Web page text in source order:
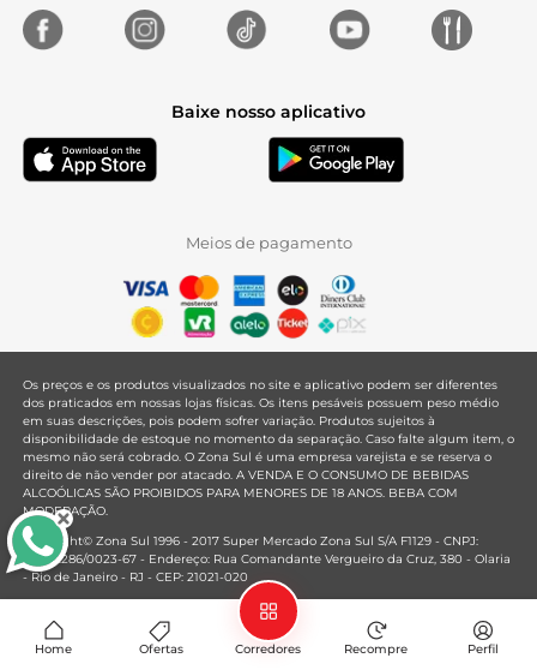
Home Ofertas Corredores Recompre Perfil
Baixe nosso aplicativo
Meios de pagamento
Os preços e os produtos visualizados no site e aplicativo podem ser diferentes
dos praticados em nossas lojas físicas. Os itens pesáveis possuem peso médio
em suas descrições, pois podem sofrer variação. Produtos sujeitos à
disponibilidade de estoque no momento da separação. Caso falte algum item, o
mesmo não será cobrado. O Zona Sul é uma empresa varejista e se reserva o
direito de não vender por atacado. A VENDA E O CONSUMO DE BEBIDAS
ALCOÓLICAS SÃO PROIBIDOS PARA MENORES DE 18 ANOS. BEBA COM
MODERAÇÃO.
Copyright© Zona Sul 1996 - 2017 Super Mercado Zona Sul S/A F1129 - CNPJ:
33.381.286/0023-67 - Endereço: Rua Comandante Vergueiro da Cruz, 380 - Olaria
- Rio de Janeiro - RJ - CEP: 21021-020
Mantido por